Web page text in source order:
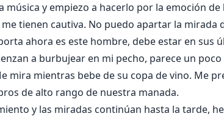
música y empiezo a hacerlo por la emoción
tienen cautiva. No puedo apartar la mirada
ahora es este hombre, debe estar en sus
a burbujear en mi pecho, parece un
mira mientras bebe de su copa de vino. Me
de alto rango de nuestra manada.
y las miradas continúan hasta la tarde,